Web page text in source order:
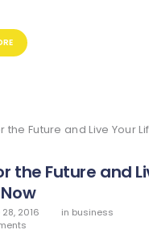
the Future and
2016 in business